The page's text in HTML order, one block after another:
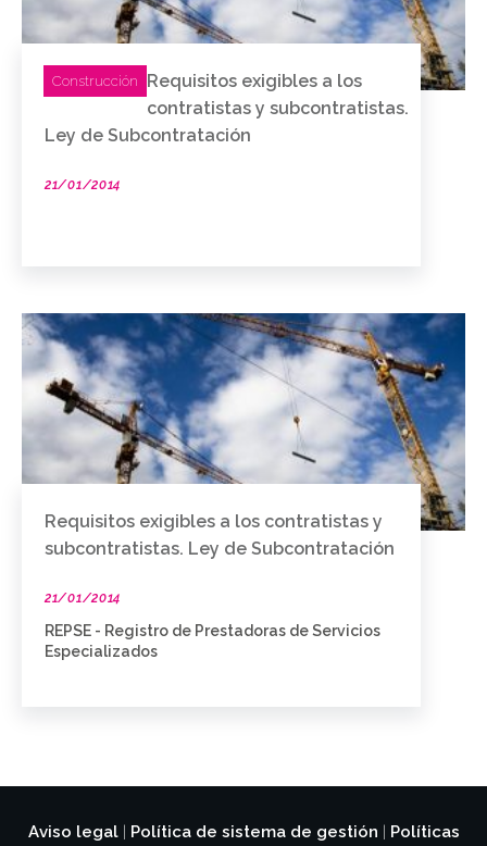
Construcción
Requisitos exigibles a los
contratistas y subcontratistas.
Ley de Subcontratación
21/01/2014
Requisitos exigibles a los contratistas y
subcontratistas. Ley de Subcontratación
21/01/2014
REPSE - Registro de Prestadoras de Servicios
Especializados
Aviso legal| Política de sistema de gestión Políticas